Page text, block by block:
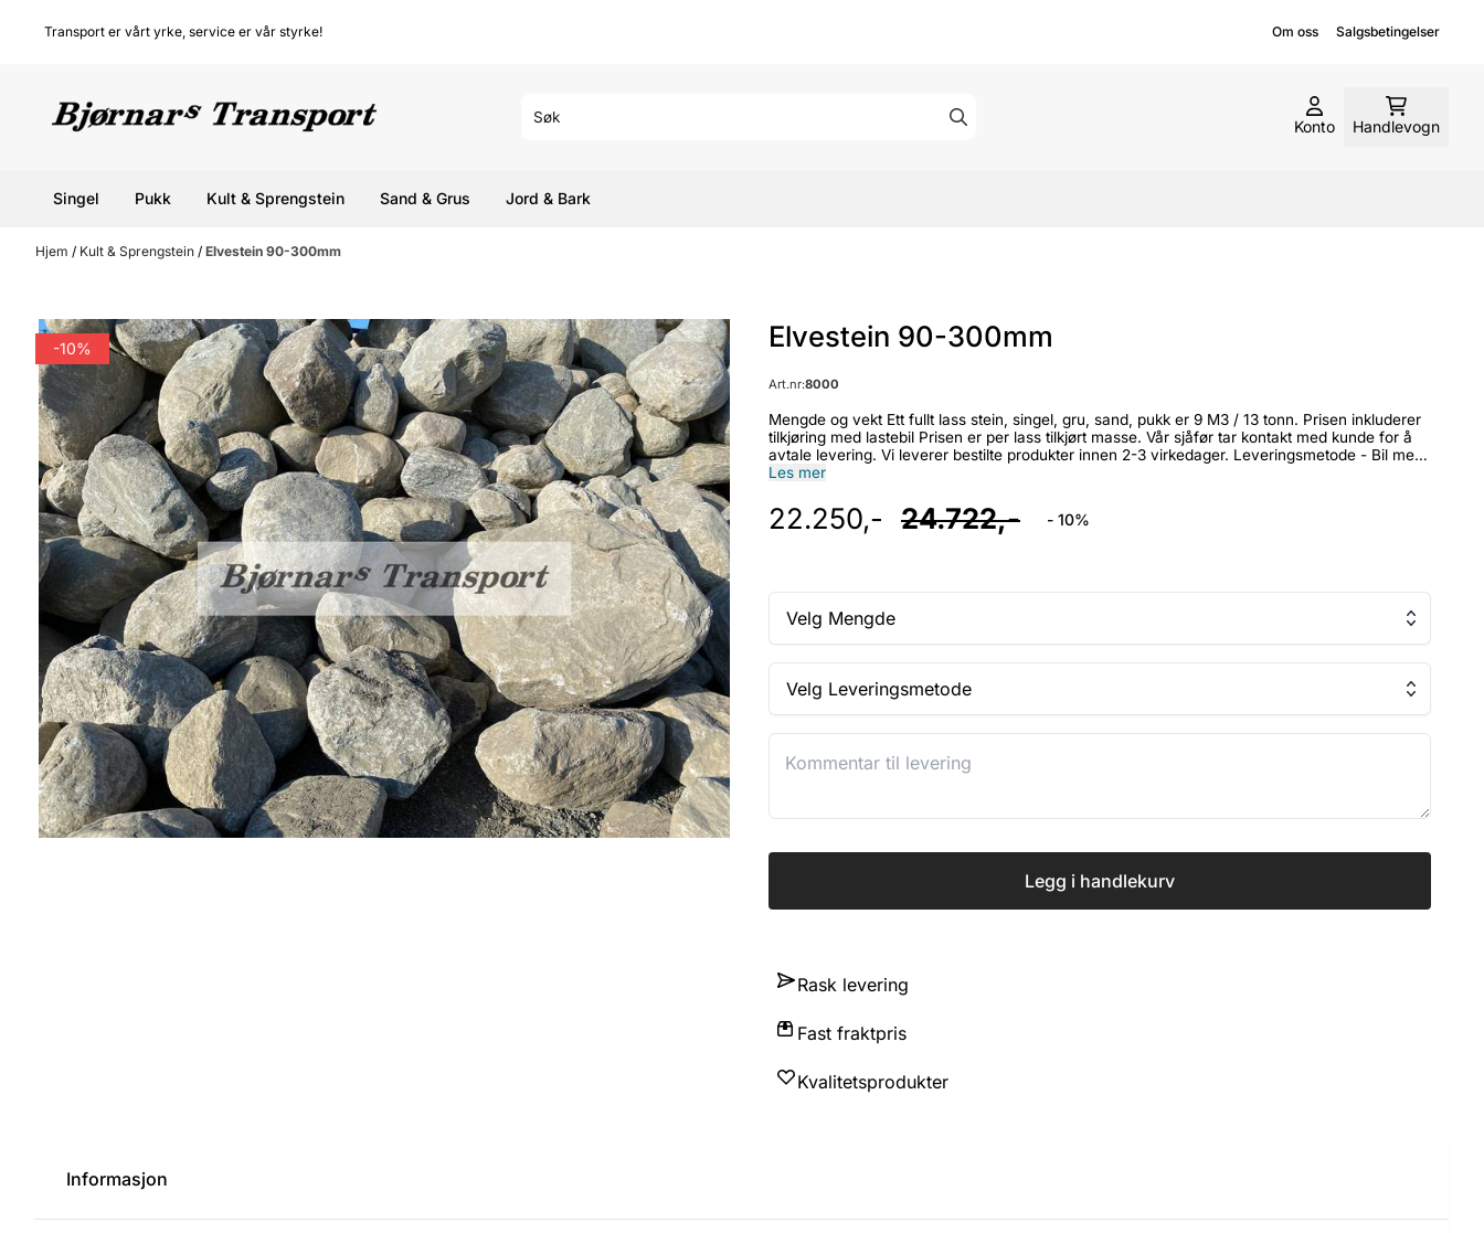
Hopp til innhold
Transport er vårt yrke, service er vår styrke! Om oss Salgsbetingelser
Konto Handlevogn
Singel Pukk Kult & Sprengstein Sand & Grus Jord & Bark
Hjem / Kult & Sprengstein / Elvestein 90-300mm
-10% Elvestein 90-300mm
Art.nr:8000
Mengde og vekt Ett fullt lass stein, singel, gru, sand, pukk er 9 M3 / 13 tonn. Prisen inkluderer
tilkjøring med lastebil Prisen er per lass tilkjørt masse. Vår sjåfør tar kontakt med kunde for å
avtale levering. Vi leverer bestilte produkter innen 2-3 virkedager. Leveringsmetode - Bil med
grabb Ved levering med grabb tar vi forbehold for ønsket plassering. Rekkevidde påvirkes av
Les mer
22.250,- 24.722,- - 10%
Velg Mengde
Velg Leveringsmetode
Legg i handlekurv
Rask levering
Fast fraktpris
Kvalitetsprodukter
Informasjon